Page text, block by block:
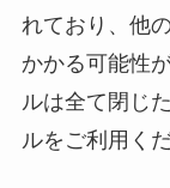
れており、他
かかる可能性
ルは全て閉じ
ルをご利用くだ